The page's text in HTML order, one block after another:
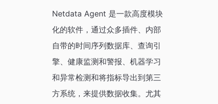
Netdata Agent 是一款高度模块
化的软件，通过众多插件、内部
自带的时间序列数据库、查询引
擎、健康监测和警报、机器学习
和异常检测和将指标导出到第三
方系统，来提供数据收集。尤其